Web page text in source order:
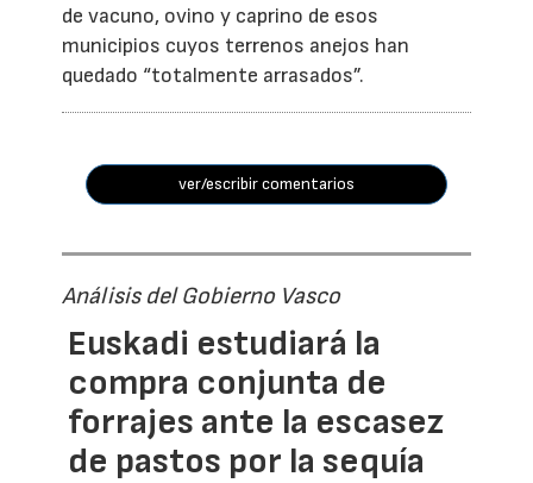
de vacuno, ovino y caprino de esos
municipios cuyos terrenos anejos han
quedado “totalmente arrasados”.
ver/escribir comentarios
Análisis del Gobierno Vasco
Euskadi estudiará la
compra conjunta de
forrajes ante la escasez
de pastos por la sequía